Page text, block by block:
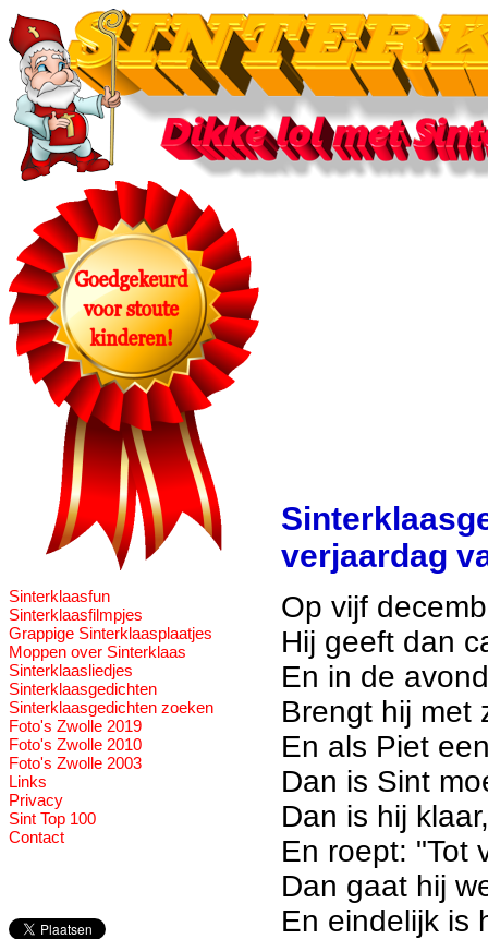
Sinterklaasfun
Sinterklaasfilmpjes
Grappige Sinterklaasplaatjes
Moppen over Sinterklaas
Sinterklaasliedjes
Sinterklaasgedichten
Sinterklaasgedichten zoeken
Foto's Zwolle 2019
Foto's Zwolle 2010
Foto's Zwolle 2003
Links
Privacy
Sint Top 100
Contact
verjaardag
Op vijf
Hij geeft dan
En in de
Brengt hij met
En als Piet
Dan is Sint
Dan is hij klaar,
En roept: "Tot
Dan gaat hij
En eindelijk is